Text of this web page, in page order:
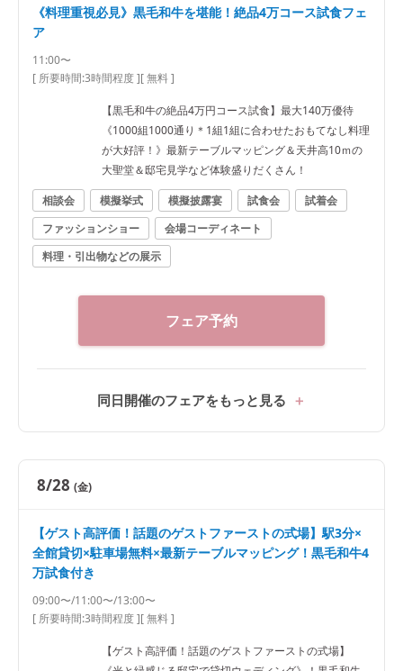
《料理重視必見》黒毛和牛を堪能！絶品4万コース試食フェ
ア
11:00〜
[ 所要時間:3時間程度][ 無料 ]
【黒毛和牛の絶品4万円コース試食】最大140万優待
《1000組1000通り＊1組1組に合わせたおもてなし料理
が大好評！》最新テーブルマッピング＆天井高10ｍの
大聖堂＆邸宅見学など体験盛りだくさん！
相談会
模擬挙式 模擬披露宴 試食会
試着会
ファッションショー
会場コーディネート
料理・引出物などの展示
フェア予約
同日開催のフェアをもっと見る
8/28 (金)
【ゲスト高評価！話題のゲストファーストの式場】駅3分×
全館貸切×駐車場無料×最新テーブルマッピング！黒毛和牛4
万試食付き
09:00〜/11:00〜/13:00〜
[ 所要時間:3時間程度][ 無料 ]
【ゲスト高評価！話題のゲストファーストの式場】